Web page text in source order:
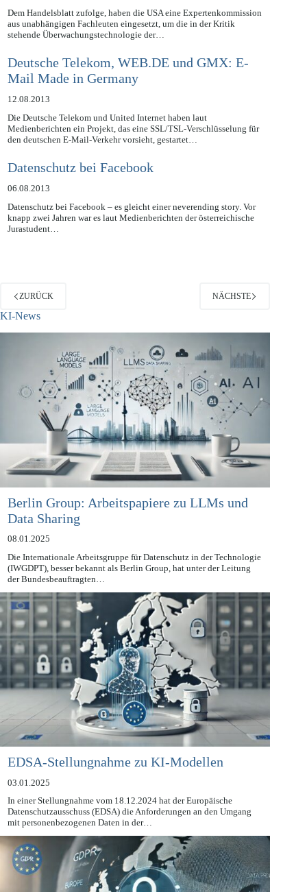
14.08.2013
Dem Handelsblatt zufolge, haben die USA eine Expertenkommission
aus unabhängigen Fachleuten eingesetzt, um die in der Kritik
Deutsche Telekom, WEB.DE und GMX: E-
Mail Made in Germany
12.08.2013
Die Deutsche Telekom und United Internet haben laut
Medienberichten ein Projekt, das eine SSL/TSL-Verschlüsselung für
Datenschutz bei Facebook
06.08.2013
Datenschutz bei Facebook – es gleicht einer neverending story. Vor
knapp zwei Jahren war es laut Medienberichten der österreichische
ZURÜCK
KI-News
Berlin Group: Arbeitspapiere zu LLMs und
Data Sharing
08.01.2025
Die Internationale Arbeitsgruppe für Datenschutz in der Technologie
(IWGDPT), besser bekannt als Berlin Group, hat unter der Leitung
der Bundesbeauftragten…
EDSA-Stellungnahme zu KI-Modellen
03.01.2025
In einer Stellungnahme vom 18.12.2024 hat der Europäische
Datenschutzausschuss (EDSA) die Anforderungen an den Umgang
mit personenbezogenen Daten in der…